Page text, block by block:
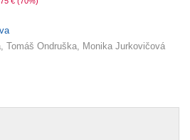
Tomáš Ondruška, Monika Jurkovičová